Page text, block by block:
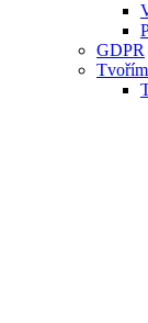
GDPR